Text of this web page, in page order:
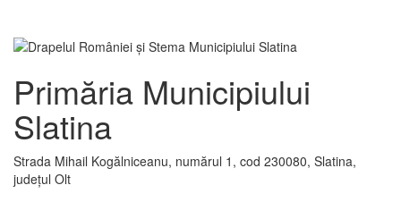
Primăria Municipiului
Slatina
Strada Mihail Kogălniceanu, numărul 1, cod 230080, Slatina,
județul Olt